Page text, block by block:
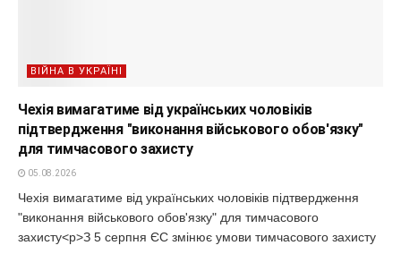
ВІЙНА В УКРАЇНІ
Чехія вимагатиме від українських чоловіків
підтвердження "виконання військового обов'язку"
для тимчасового захисту
05.08.2026
Чехія вимагатиме від українських чоловіків підтвердження
"виконання військового обов'язку" для тимчасового
захисту<p>З 5 серпня ЄС змінює умови тимчасового захисту